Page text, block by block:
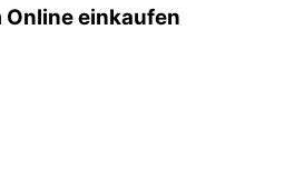
einkaufen